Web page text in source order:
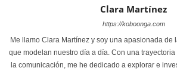
Clara Martínez
https://koboonga.com
Me llamo Clara Martínez y soy una apasionada de
que modelan nuestro día a día. Con una
la comunicación, me he dedicado a explorar e